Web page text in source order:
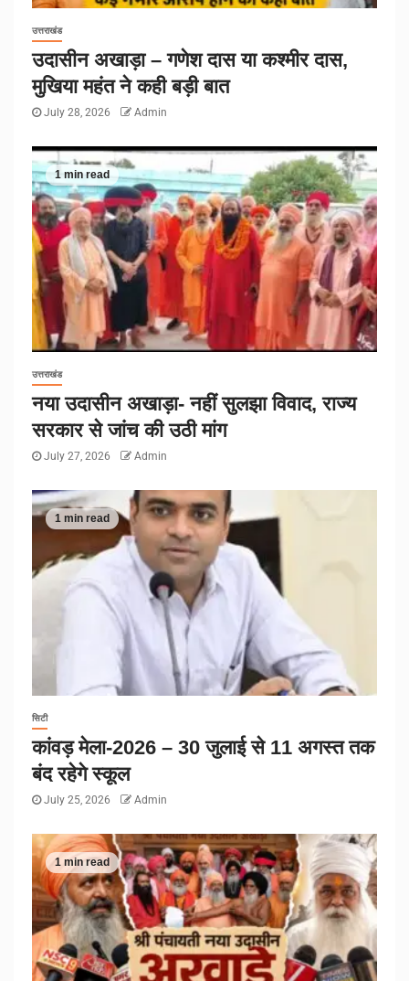
उत्तराखंड
उदासीन अखाड़ा – गणेश दास या कश्मीर दास,
मुखिया महंत ने कही बड़ी बात
July 28, 2026 Admin
1 min read
उत्तराखंड
नया उदासीन अखाड़ा- नहीं सुलझा विवाद, राज्य
सरकार से जांच की उठी मांग
July 27, 2026 Admin
1 min read
सिटी
कांवड़ मेला-2026 – 30 जुलाई से 11 अगस्त तक
बंद रहेगे स्कूल
July 25, 2026 Admin
1 min read